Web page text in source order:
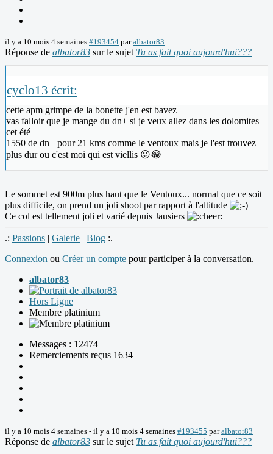
il y a 10 mois 4 semaines #193454 paralbator83
Réponse de albator83 sur le sujet Tu as fait quoi aujourd'hui???
cyclo13 écrit:
cette apm grimpe de la bonette j'en est bavez
vas falloir que je mange du dn+ si je veux allez dans les dolomites
cet été
1550 de dn+ pour 21 kms comme le ventoux mais je l'est trouvez
plus dur ou c'est moi qui est viellis 😜😂
Le sommet est 900m plus haut que le Ventoux... normal que ce soit
plus difficile, on prend un joli shoot par rapport à l'altitude
Ce col est tellement joli et varié depuis Jausiers
.: Passions | Galerie | Blog :.
Connexion ou Créer un compte pour participer à la conversation.
albator83
Hors Ligne
Membre platinium
Messages : 12474
Remerciements reçus 1634
il y a 10 mois 4 semaines - il y a 10 mois 4 semaines #193455 paralbator83
Réponse de albator83 sur le sujet Tu as fait quoi aujourd'hui???